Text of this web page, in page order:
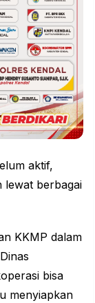
aktif,
lewat berbagai
KKMP dalam
bisa
menyiapkan